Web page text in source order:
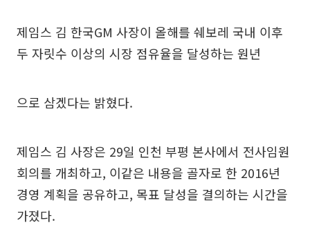
제임스 김 한국GM 사장이 올해를 쉐보레 국내 이후
두 자릿수 이상의 시장 점유율을 달성하는 원년
으로 삼겠다는 밝혔다.
제임스 김 사장은 29일 인천 부평 본사에서 전사임원
회의를 개최하고, 이같은 내용을 골자로 한 2016년
경영 계획을 공유하고, 목표 달성을 결의하는 시간을
가졌다.